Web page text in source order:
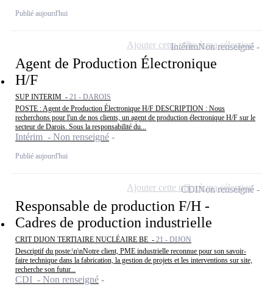
Publié aujourd'hui
Agent de Production Électronique
H/F
SUP INTERIM - 21 - DAROIS
POSTE : Agent de Production Électronique H/F DESCRIPTION : Nous
recherchons pour l'un de nos clients, un agent de production électronique H/F sur le
secteur de Darois. Sous la responsabilité du...
Intérim - Non renseigné
Publié aujourd'hui
IntérimNon renseigné
Ajouter cette offre à ma sélection
Responsable de production F/H -
Cadres de production industrielle
CRIT DIJON TERTIAIRE NUCLÉAIRE BE - 21 - DIJON
Descriptif du poste:\n\nNotre client, PME industrielle reconnue pour son savoir-
faire technique dans la fabrication, la gestion de projets et les interventions sur site,
recherche son futur...
CDI - Non renseigné
CDINon renseigné
Ajouter cette offre à ma sélection